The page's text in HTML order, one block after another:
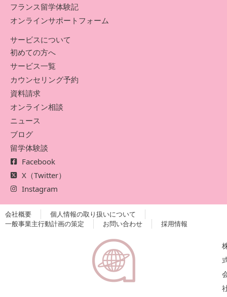
フランス留学体験記
オンラインサポートフォーム
サービスについて
初めての方へ
サービス一覧
カウンセリング予約
資料請求
オンライン相談
ニュース
ブログ
留学体験談
Facebook
X（Twitter）
Instagram
会社概要
個人情報の取り扱いについて
一般事業主行動計画の策定
お問い合わせ 採用情報